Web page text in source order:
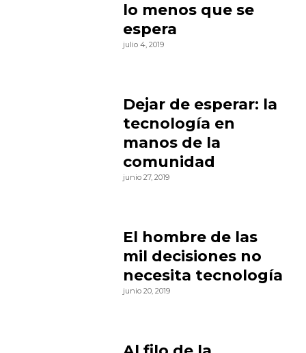
lo menos que se
espera
julio 4, 2019
Dejar de esperar: la
tecnología en
manos de la
comunidad
junio 27, 2019
El hombre de las
mil decisiones no
necesita tecnología
junio 20, 2019